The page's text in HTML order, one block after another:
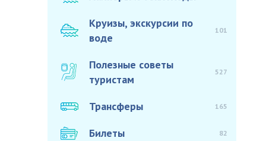
Круизы, экскурсии по
воде
101
Полезные советы
туристам
527
Трансферы 165
Билеты 82